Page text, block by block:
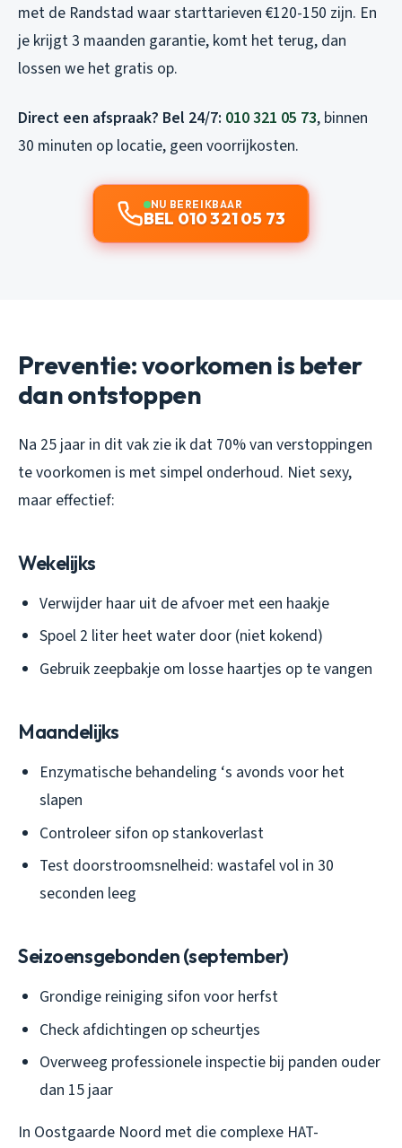
met de Randstad waar starttarieven €120-150 zijn. En
je krijgt 3 maanden garantie, komt het terug, dan
lossen we het gratis op.
Direct een afspraak? Bel 24/7: 010 321 05 73, binnen
30 minuten op locatie, geen voorrijkosten.
NU BEREIKBAAR
BEL 010 321 05 73
Preventie: voorkomen is beter
dan ontstoppen
Na 25 jaar in dit vak zie ik dat 70% van verstoppingen
te voorkomen is met simpel onderhoud. Niet sexy,
maar effectief:
Wekelijks
Verwijder haar uit de afvoer met een haakje
Spoel 2 liter heet water door (niet kokend)
Gebruik zeepbakje om losse haartjes op te vangen
Maandelijks
Enzymatische behandeling ‘s avonds voor het
slapen
Controleer sifon op stankoverlast
Test doorstroomsnelheid: wastafel vol in 30
seconden leeg
Seizoensgebonden (september)
Grondige reiniging sifon voor herfst
Check afdichtingen op scheurtjes
Overweeg professionele inspectie bij panden ouder
dan 15 jaar
In Oostgaarde Noord met die complexe HAT-